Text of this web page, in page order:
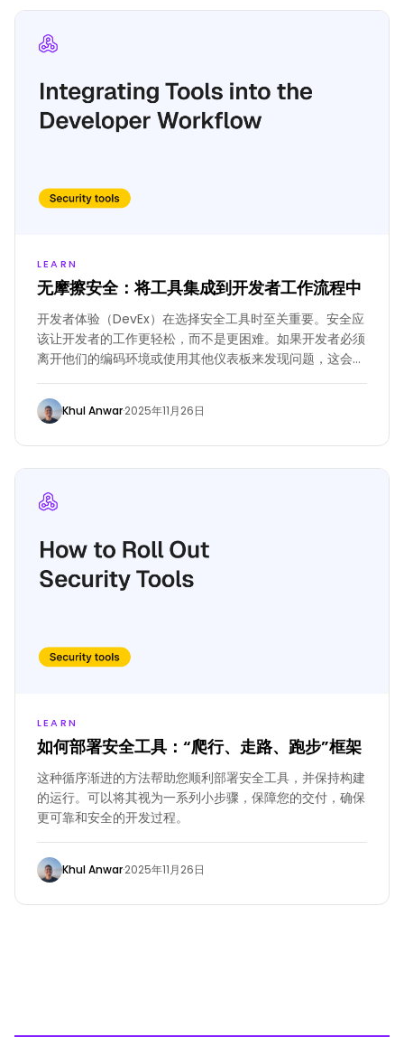
LEARN
无摩擦安全：将工具集成到开发者工作流程中
开发者体验（DevEx）在选择安全工具时至关重要。安全应
该让开发者的工作更轻松，而不是更困难。如果开发者必须
离开他们的编码环境或使用其他仪表板来发现问题，这会减
慢他们的速度，并降低他们使用这些工具的可能性。
Khul Anwar·2025年11月26日
LEARN
如何部署安全工具：“爬行、走路、跑步”框架
这种循序渐进的方法帮助您顺利部署安全工具，并保持构建
的运行。可以将其视为一系列小步骤，保障您的交付，确保
更可靠和安全的开发过程。
Khul Anwar·2025年11月26日